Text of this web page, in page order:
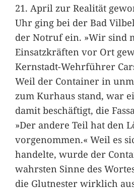
21. April zur Realität
Uhr ging bei der Bad
der Notruf ein. »Wir sind
Einsatzkräften vor Ort
Kernstadt-Wehrführer
Weil der Container in
zum Kurhaus stand, war
damit beschäftigt, die
»Der andere Teil hat den
vorgenommen.« Weil es
handelte, wurde der
wahrsten Sinne des
die Glutnester wirklich